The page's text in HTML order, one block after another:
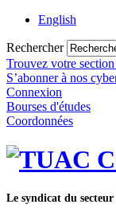
English
Rechercher
Trouvez votre
S’abonner à nos
Connexion
Bourses d'études
Coordonnées
Le syndicat du